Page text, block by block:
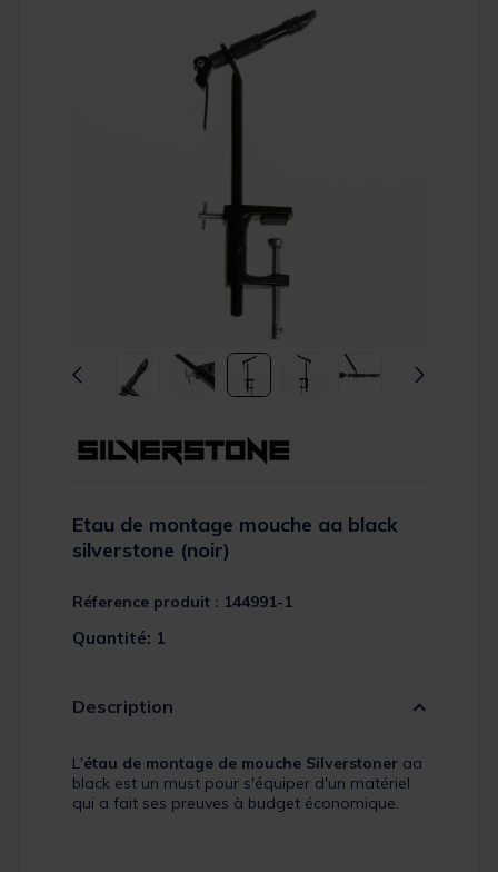
Etau de montage mouche aa black
silverstone (noir)
Réference produit : 144991-1
Quantité: 1
Description
L'étau de montage de mouche Silverstoner aa
black est un must pour s'équiper d'un matériel
qui a fait ses preuves à budget économique.